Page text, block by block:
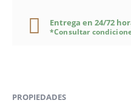
Entrega en 24/72
*Consultar
PROPIEDADES